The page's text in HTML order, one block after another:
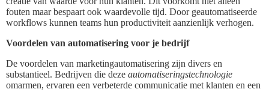
fouten maar bespaart ook waardevolle tijd. Door geautomatiseerde
workflows kunnen teams hun productiviteit aanzienlijk verhogen.
Voordelen van automatisering voor je bedrijf
De voordelen van marketingautomatisering zijn divers en
substantieel. Bedrijven die deze automatiseringstechnologie
omarmen, ervaren een verbeterde communicatie met klanten en een